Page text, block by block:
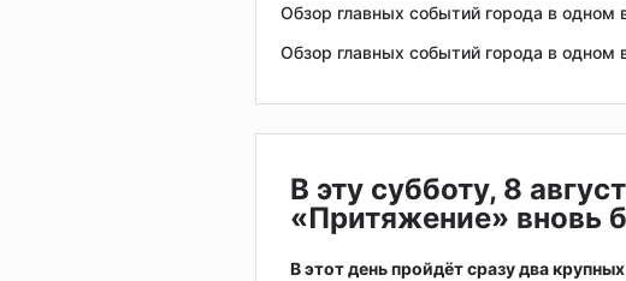
Обзор главных событий города в одном
Обзор главных событий города в одном
В эту субботу, 8
«Притяжение» вновь
В этот день пройдёт сразу два